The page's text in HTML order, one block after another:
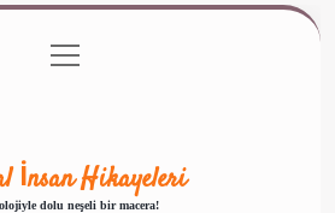
Gizlilik Politikası
menüyü
aç
İnsan Hikayeleri
dolu neşeli bir macera!